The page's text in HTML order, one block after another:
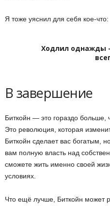
Я тоже уяснил для себя кое-что:
Ходлил однажды
В завершение
Биткойн — это гораздо больше,
Это революция, которая
Биткойн сделает вас богатым,
вам полную власть над
сможете жить именно своей
условиях.
Что ещё лучше, Биткойн может